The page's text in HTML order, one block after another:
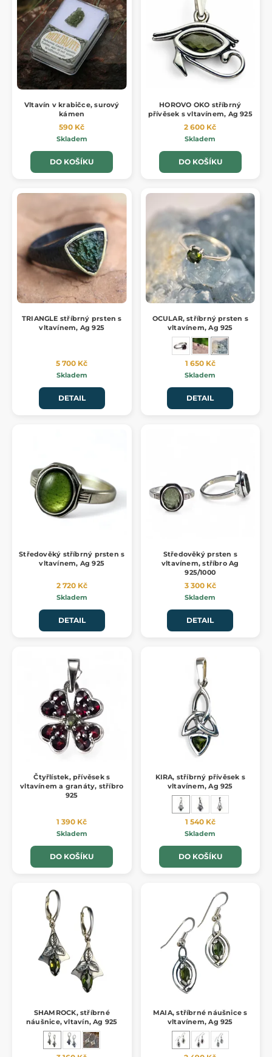
Vltavín v krabičce, surový
kámen
590 Kč
Skladem
DO KOŠÍKU
HOROVO OKO stříbrný
přívěsek s vltavínem, Ag 925
2 600 Kč
Skladem
DO KOŠÍKU
TRIANGLE stříbrný prsten s
vltavínem, Ag 925
5 700 Kč
Skladem
DETAIL
OCULAR, stříbrný prsten s
vltavínem, Ag 925
1 650 Kč
Skladem
DETAIL
Středověký stříbrný prsten s
vltavínem, Ag 925
2 720 Kč
Skladem
DETAIL
Středověký prsten s
vltavínem, stříbro Ag
925/1000
3 300 Kč
Skladem
DETAIL
Čtyřlístek, přívěsek s
vltavínem a granáty, stříbro
925
1 390 Kč
Skladem
DO KOŠÍKU
KIRA, stříbrný přívěsek s
vltavínem, Ag 925
1 540 Kč
Skladem
DO KOŠÍKU
SHAMROCK, stříbrné
náušnice, vltavín, Ag 925
MAIA, stříbrné náušnice s
vltavínem, Ag 925